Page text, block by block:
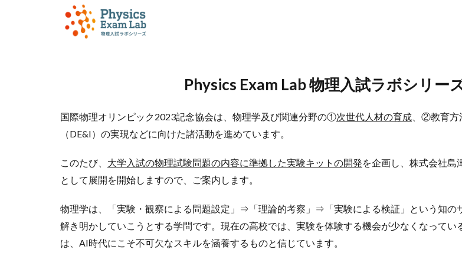
Physics Exam Lab物理入試ラボシリー
国際物理オリンピック2023記念協会は、物理学及び関連分野の①次世代人材の育成 、②教育
（DE&I）の実現などに向けた諸活動を進めています。
このたび、 大学入試の物理試験問題の内容に準拠した実験キットの開発を企画し、株式会社島
として展開を開始しますので、ご案内します。
物理学は、「実験・観察による問題設定」⇒「理論的考察」⇒「実験による検証」という知の
解き明かしていこうとする学問です。現在の高校では、実験を体験する機会が少なくなってい
は、AI時代にこそ不可欠なスキルを涵養するものと信じています。